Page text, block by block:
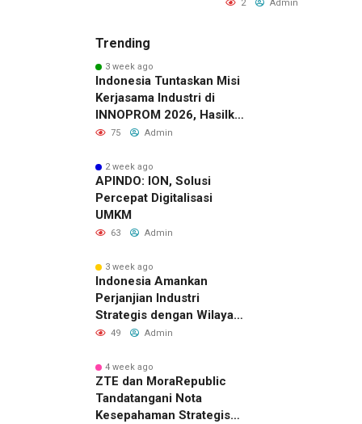
2 Admin
Trending
3 week ago
Indonesia Tuntaskan Misi
Kerjasama Industri di
INNOPROM 2026, Hasilkan
Belasan Kerja Sama
75 Admin
2 week ago
APINDO: ION, Solusi
Percepat Digitalisasi
UMKM
63 Admin
3 week ago
Indonesia Amankan
Perjanjian Industri
Strategis dengan Wilayah
Sverdlovsk, Rusia untuk
49 Admin
4 week ago
ZTE dan MoraRepublic
Tandatangani Nota
Kesepahaman Strategis